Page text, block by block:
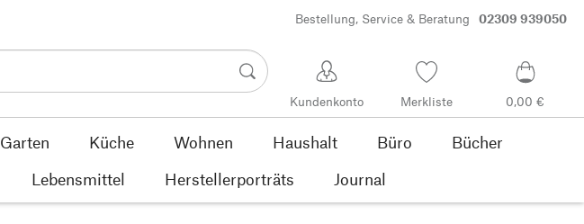
Bestellung, Service & Beratung 02309 939050
Kundenkonto Merkliste 0,00 €
Garten Küche Wohnen Haushalt Büro
Bücher
Lebensmittel Herstellerporträts Journal